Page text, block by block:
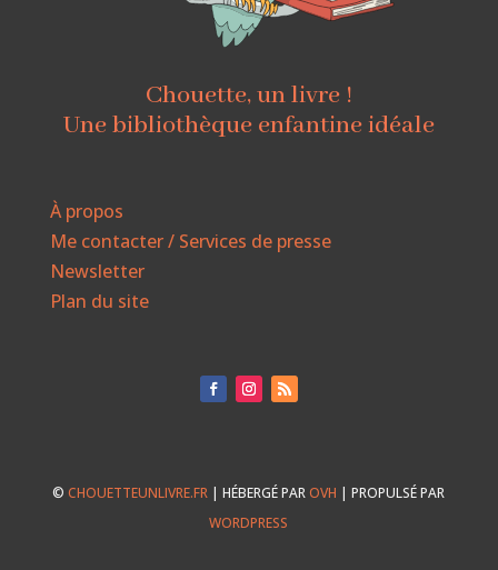
Chouette, un livre !
Une bibliothèque enfantine idéale
À propos
Me contacter / Services de presse
Newsletter
Plan du site
©CHOUETTEUNLIVRE.FR | HÉBERGÉ PAROVH | PROPULSÉ PAR
WORDPRESS